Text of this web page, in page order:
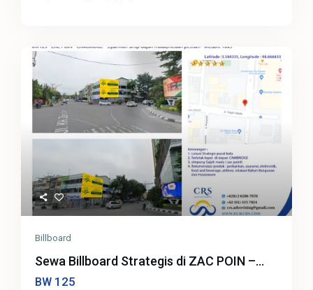
Billboard
Sewa Billboard Strategis di ZAC POIN –...
BW 125